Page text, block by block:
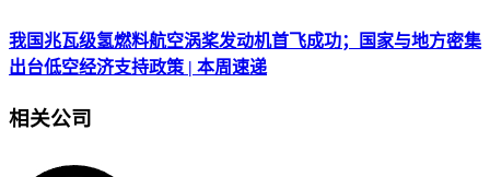
我国兆瓦级氢燃料航空涡桨发动机首飞成功；国家与地方密集
出台低空经济支持政策 | 本周速递
相关公司